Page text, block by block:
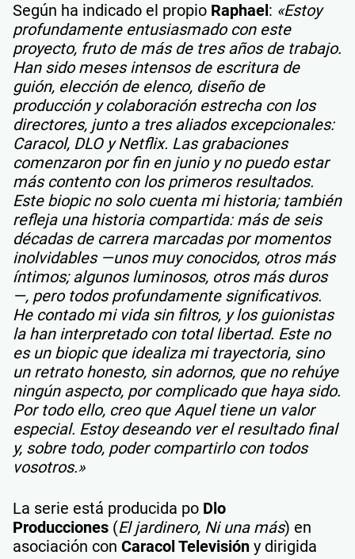
Según ha indicado el propio Raphael: «Estoy
profundamente entusiasmado con este
proyecto, fruto de más de tres años de trabajo.
Han sido meses intensos de escritura de
guión, elección de elenco, diseño de
producción y colaboración estrecha con los
directores, junto a tres aliados excepcionales:
Caracol, DLO y Netflix. Las grabaciones
comenzaron por fin en junio y no puedo estar
más contento con los primeros resultados.
Este biopic no solo cuenta mi historia; también
refleja una historia compartida: más de seis
décadas de carrera marcadas por momentos
inolvidables —unos muy conocidos, otros más
íntimos; algunos luminosos, otros más duros
—, pero todos profundamente significativos.
He contado mi vida sin filtros, y los guionistas
la han interpretado con total libertad. Este no
es un biopic que idealiza mi trayectoria, sino
un retrato honesto, sin adornos, que no rehúye
ningún aspecto, por complicado que haya sido.
Por todo ello, creo que Aquel tiene un valor
especial. Estoy deseando ver el resultado final
y, sobre todo, poder compartirlo con todos
vosotros.»
La serie está producida po Dlo
Producciones (El jardinero, Ni una más) en
asociación con Caracol Televisión y dirigida